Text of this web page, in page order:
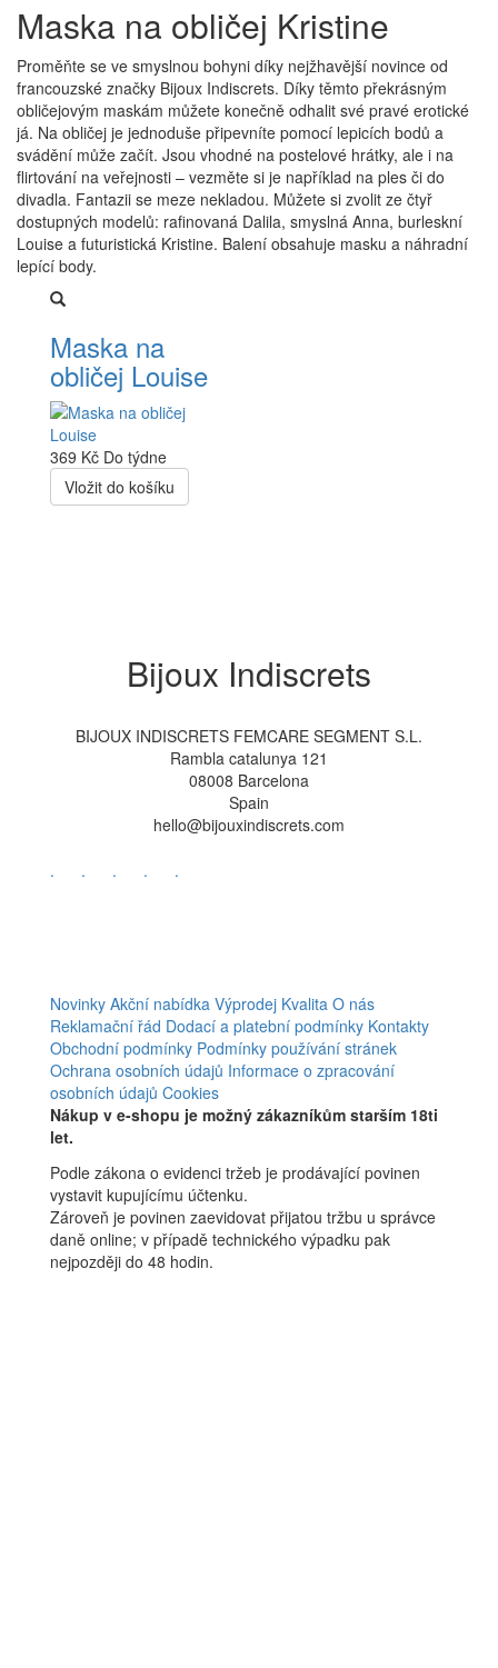
Maska na obličej Kristine
Proměňte se ve smyslnou bohyni díky nejžhavější novince od
francouzské značky Bijoux Indiscrets. Díky těmto překrásným
obličejovým maskám můžete konečně odhalit své pravé erotické
já. Na obličej je jednoduše připevníte pomocí lepicích bodů a
svádění může začít. Jsou vhodné na postelové hrátky, ale i na
flirtování na veřejnosti – vezměte si je například na ples či do
divadla. Fantazii se meze nekladou. Můžete si zvolit ze čtyř
dostupných modelů: rafinovaná Dalila, smyslná Anna, burleskní
Louise a futuristická Kristine. Balení obsahuje masku a náhradní
lepící body.
Maska na
obličej Louise
369 Kč Do týdne
Vložit do košíku
Bijoux Indiscrets
BIJOUX INDISCRETS FEMCARE SEGMENT S.L.
Rambla catalunya 121
08008 Barcelona
Spain
hello@bijouxindiscrets.com
. . . . .
Novinky Akční nabídka Výprodej Kvalita O nás
Reklamační řád Dodací a platební podmínky Kontakty
Obchodní podmínky Podmínky používání stránek
Ochrana osobních údajů Informace o zpracování
osobních údajů Cookies
Nákup v e-shopu je možný zákazníkům starším 18ti
let.
Podle zákona o evidenci tržeb je prodávající povinen
vystavit kupujícímu účtenku.
Zároveň je povinen zaevidovat přijatou tržbu u správce
daně online; v případě technického výpadku pak
nejpozději do 48 hodin.